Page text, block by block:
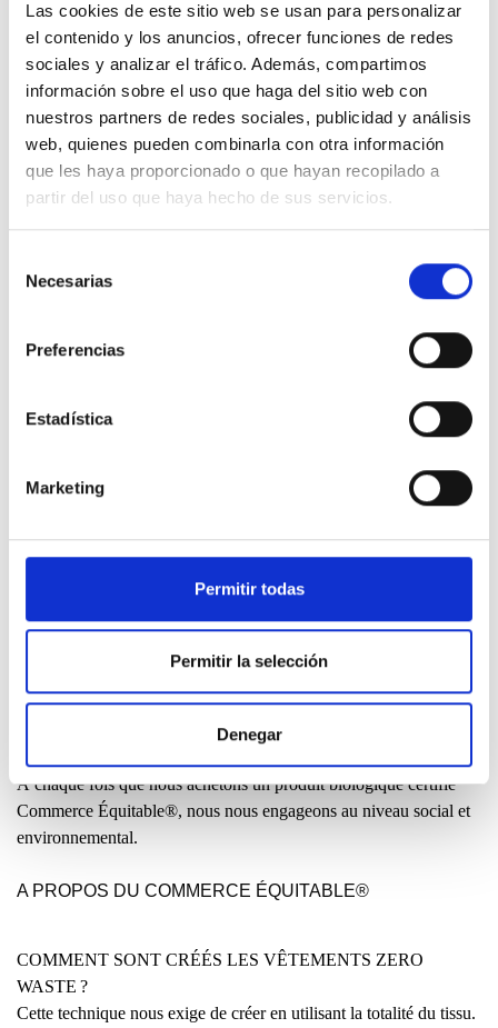
Las cookies de este sitio web se usan para personalizar
el contenido y los anuncios, ofrecer funciones de redes
sociales y analizar el tráfico. Además, compartimos
información sobre el uso que haga del sitio web con
nuestros partners de redes sociales, publicidad y análisis
web, quienes pueden combinarla con otra información
que les haya proporcionado o que hayan recopilado a
partir del uso que haya hecho de sus servicios.
Necesarias
Preferencias
Estadística
Marketing
Permitir todas
Permitir la selección
Denegar
Nous n'avons pas à choisir entre être
élégant et conscient. Nos vêtements
sont conçus avec un faible impact afin
que vous soyez les deux.
DESIGN ETXEA
Beaucoup de personnes nous demandent pourquoi nos vêtements
ne sont pas confectionnés localement du début à la fin. Elles
en Chine ou en Inde.
LIRE
À chaque fois que nous achetons un produit biologique certifié
Commerce Équitable®, nous nous engageons au niveau social et
environnemental.
A PROPOS DU COMMERCE ÉQUITABLE®
COMMENT SONT CRÉÉS LES VÊTEMENTS ZERO
WASTE ?
Cette technique nous exige de créer en utilisant la totalité du tissu.